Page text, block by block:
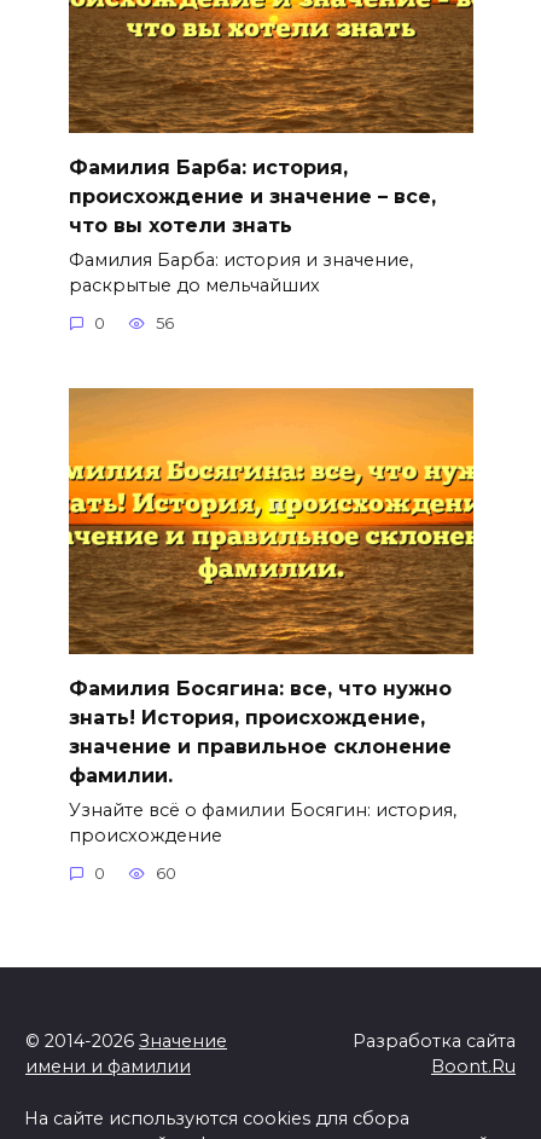
Фамилия Барба: история,
происхождение и значение – все,
что вы хотели знать
Фамилия Барба: история и значение,
раскрытые до мельчайших
0 56
Фамилия Босягина: все, что нужно
знать! История, происхождение,
значение и правильное склонение
фамилии.
Узнайте всё о фамилии Босягин: история,
происхождение
0 60
© 2014-2026 Значение
имени и фамилии
Разработка сайта
Boont.Ru
На сайте используются cookies для сбора